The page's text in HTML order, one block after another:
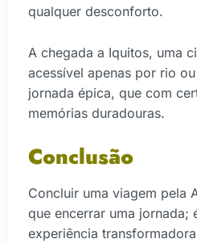
qualquer desconforto.
A chegada a Iquitos, uma
acessível apenas por rio
jornada épica, que com
memórias duradouras.
Conclusão
Concluir uma viagem pela
que encerrar uma jornada;
experiência